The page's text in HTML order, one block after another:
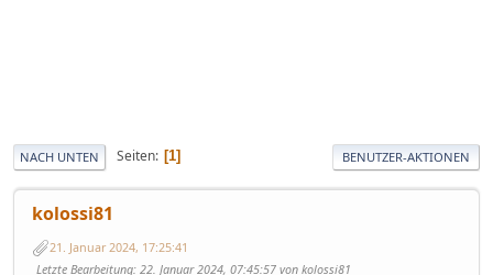
NACH UNTEN Seiten 1 BENUTZER-AKTIONEN
kolossi81
21. Januar 2024, 17:25:41
Letzte Bearbeitung: 22. Januar 2024, 07:45:57 von kolossi81